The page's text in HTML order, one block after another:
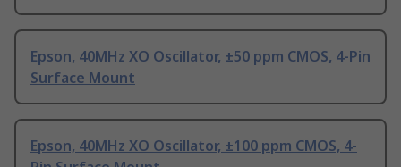
Epson, 40MHz XO Oscillator, ±50 ppm CMOS, 4-Pin
Surface Mount
Epson, 40MHz XO Oscillator, ±100 ppm CMOS, 4-